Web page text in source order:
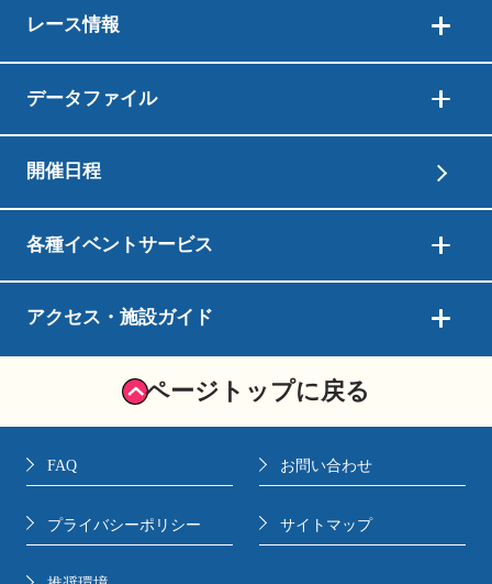
レース情報
データファイル
開催日程
各種イベントサービス
アクセス・施設ガイド
ページトップに戻る
FAQ お問い合わせ
プライバシーポリシー サイトマップ